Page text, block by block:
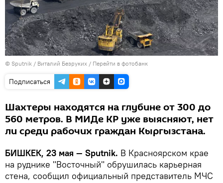
© Sputnik / Виталий Безруких / Перейти в фотобанк
Подписаться
Шахтеры находятся на глубине от 300 до
560 метров. В МИДе КР уже выясняют, нет
ли среди рабочих граждан Кыргызстана.
БИШКЕК, 23 мая — Sputnik. В Красноярском крае
на руднике "Восточный" обрушилась карьерная
стена, сообщил официальный представитель МЧС